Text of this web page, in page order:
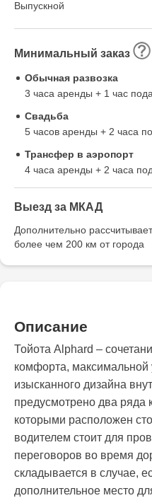
Выпускной
Минимальный заказ
Обычная развозка
3 часа аренды + 1 час
Свадьба
5 часов аренды + 2 часа
Трансфер в аэропорт
4 часа аренды + 2 часа
Выезд за МКАД
Дополнительно
более чем 200 км от города
Описание
Тойота Alphard –
комфорта, максимальной
изысканного дизайна
предусмотрено два ряда
которыми расположен
водителем стоит для
переговоров во время
складывается в случае,
дополнительное место